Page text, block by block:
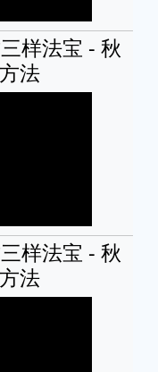
样法宝 - 秋
法
样法宝 - 秋
法